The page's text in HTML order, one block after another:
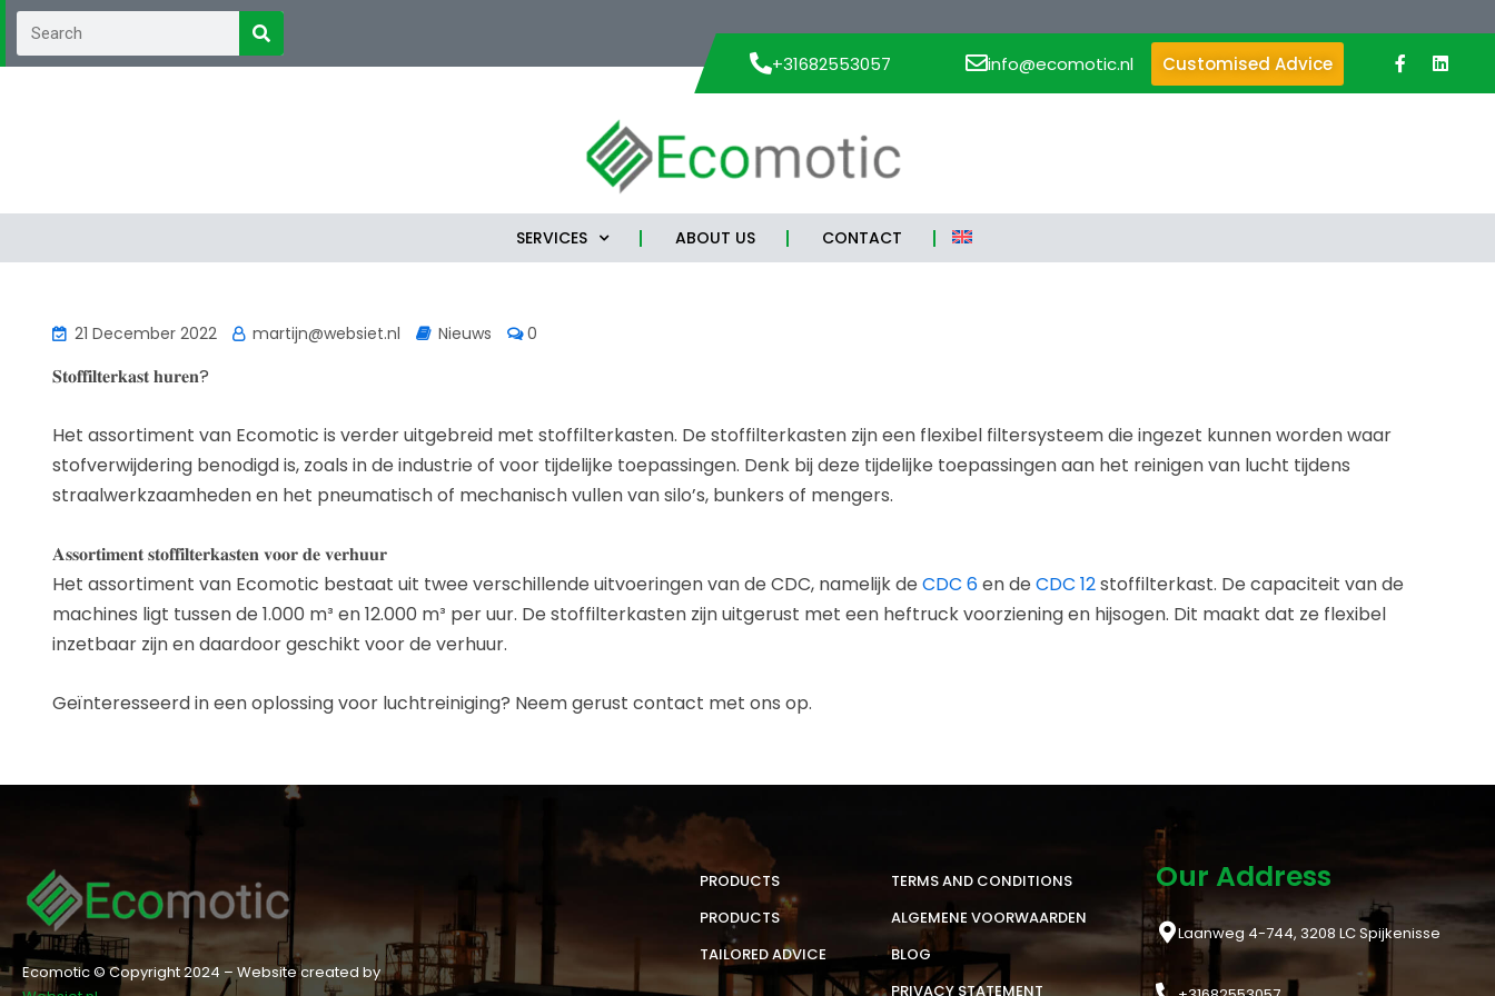
+31682553057 info@ecomotic.nl Customised Advice
SERVICES ABOUT US CONTACT
21 December 2022 martijn@websiet.nl Nieuws 0
𝐒𝐭𝐨𝐟𝐟𝐢𝐥𝐭𝐞𝐫𝐤𝐚𝐬𝐭 𝐡𝐮𝐫𝐞𝐧?
Het assortiment van Ecomotic is verder uitgebreid met stoffilterkasten. De stoffilterkasten zijn een flexibel filtersysteem die ingezet kunnen worden waar
stofverwijdering benodigd is, zoals in de industrie of voor tijdelijke toepassingen. Denk bij deze tijdelijke toepassingen aan het reinigen van lucht tijdens
straalwerkzaamheden en het pneumatisch of mechanisch vullen van silo’s, bunkers of mengers.
𝐀𝐬𝐬𝐨𝐫𝐭𝐢𝐦𝐞𝐧𝐭 𝐬𝐭𝐨𝐟𝐟𝐢𝐥𝐭𝐞𝐫𝐤𝐚𝐬𝐭𝐞𝐧 𝐯𝐨𝐨𝐫 𝐝𝐞 𝐯𝐞𝐫𝐡𝐮𝐮𝐫
Het assortiment van Ecomotic bestaat uit twee verschillende uitvoeringen van de CDC, namelijk de CDC 6en de CDC 12stoffilterkast. De capaciteit van de
machines ligt tussen de 1.000 m³ en 12.000 m³ per uur. De stoffilterkasten zijn uitgerust met een heftruck voorziening en hijsogen. Dit maakt dat ze flexibel
inzetbaar zijn en daardoor geschikt voor de verhuur.
Geïnteresseerd in een oplossing voor luchtreiniging? Neem gerust contact met ons op.
Ecomotic © Copyright 2024 – Website created by
PRODUCTS
PRODUCTS
TAILORED ADVICE
TERMS AND CONDITIONS
ALGEMENE VOORWAARDEN
BLOG
PRIVACY STATEMENT
Our Address
Laanweg 4-744, 3208 LC Spijkenisse